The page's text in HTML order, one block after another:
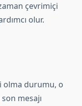
çevrimiçi
olur.
olma durumu, o
mesajı